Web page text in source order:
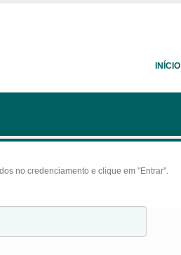
INÍCIO
no credenciamento e clique em "Entrar".